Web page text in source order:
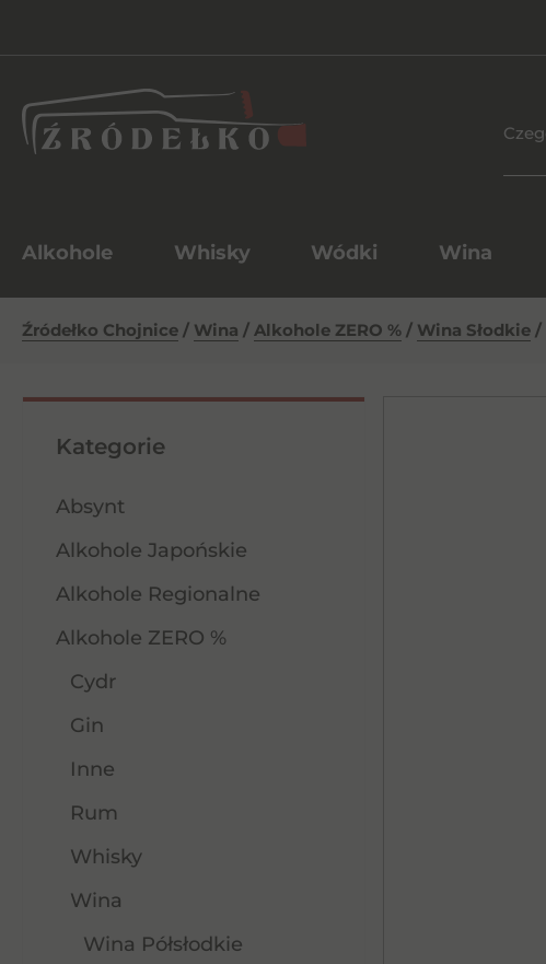
Alkohole Whisky Wódki Wina
Źródełko Chojnice / Wina / Alkohole ZERO % / Wina Słodkie /
Kategorie
Absynt
Alkohole Japońskie
Alkohole Regionalne
Alkohole ZERO %
Cydr
Gin
Inne
Rum
Whisky
Wina
Wina Półsłodkie